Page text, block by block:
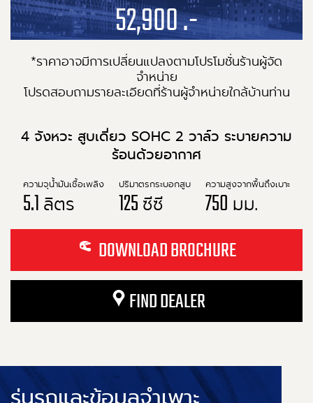
52,900 .-
*ราคาอาจมีการเปลี่ยนแปลงตามโปรโมชั่นร้านผู้จัด
จำหน่าย
โปรดสอบถามรายละเอียดที่ร้านผู้จำหน่ายใกล้บ้านท่าน
4 จังหวะ สูบเดี่ยว SOHC 2 วาล์ว ระบายความ
ร้อนด้วยอากาศ
ความจุน้ำมันเชื้อเพลิง
5.1 ลิตร
ปริมาตรกระบอกสูบ
125 ซีซี
ความสูงจากพื้นถึงเบาะ
750 มม.
DOWNLOAD BROCHURE
FIND DEALER